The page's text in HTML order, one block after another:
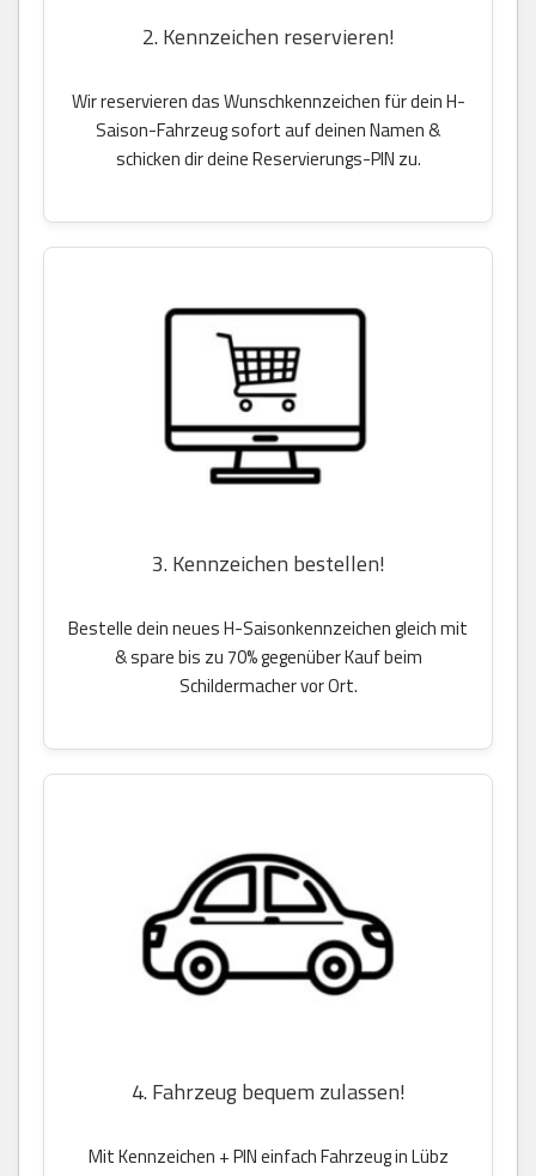
2. Kennzeichen reservieren!
Wir reservieren das Wunschkennzeichen für dein H-
Saison-Fahrzeug sofort auf deinen Namen &
schicken dir deine Reservierungs-PIN zu.
3. Kennzeichen bestellen!
Bestelle dein neues H-Saisonkennzeichen gleich mit
& spare bis zu 70% gegenüber Kauf beim
Schildermacher vor Ort.
4. Fahrzeug bequem zulassen!
Mit Kennzeichen + PIN einfach Fahrzeug in Lübz